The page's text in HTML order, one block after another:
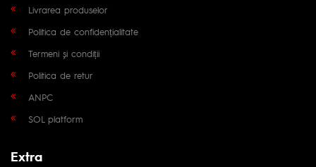
Livrarea produselor
Politica de confidențialitate
Termeni și condiții
Politica de retur
ANPC
SOL platform
Extra